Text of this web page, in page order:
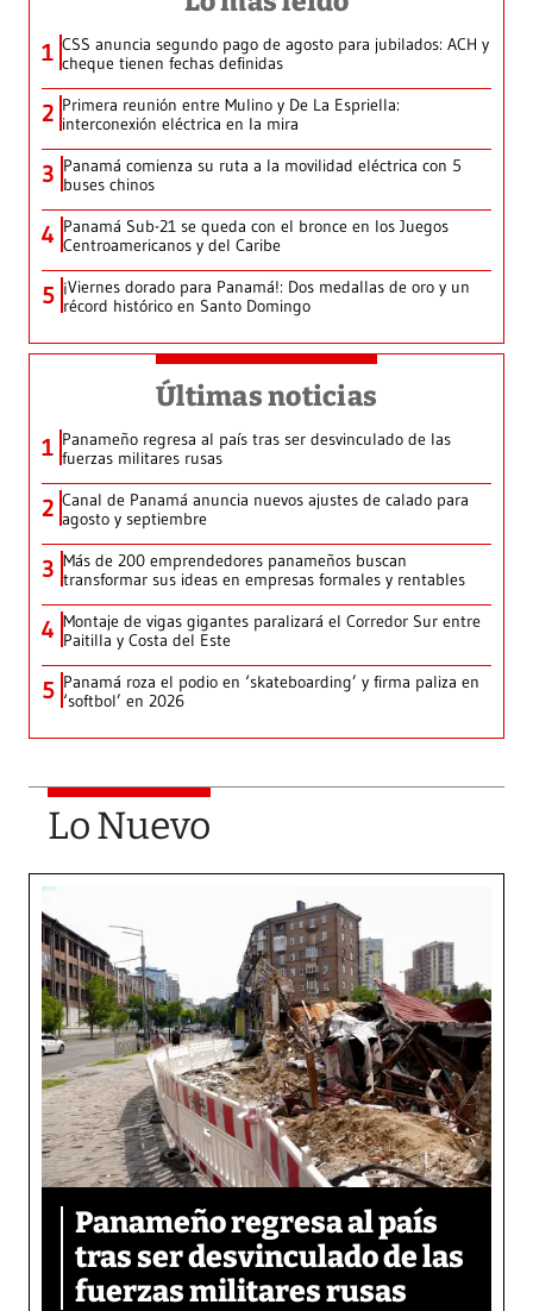
1 CSS anuncia segundo pago de agosto para jubilados: ACH y
cheque tienen fechas definidas
2 Primera reunión entre Mulino y De La Espriella:
interconexión eléctrica en la mira
3 Panamá comienza su ruta a la movilidad eléctrica con 5
buses chinos
4 Panamá Sub-21 se queda con el bronce en los Juegos
Centroamericanos y del Caribe
5 ¡Viernes dorado para Panamá!: Dos medallas de oro y un
récord histórico en Santo Domingo
Últimas noticias
1 Panameño regresa al país tras ser desvinculado de las
fuerzas militares rusas
2 Canal de Panamá anuncia nuevos ajustes de calado para
agosto y septiembre
3 Más de 200 emprendedores panameños buscan
transformar sus ideas en empresas formales y rentables
4 Montaje de vigas gigantes paralizará el Corredor Sur entre
Paitilla y Costa del Este
5 Panamá roza el podio en ‘skateboarding’ y firma paliza en
‘softbol’ en 2026
Lo Nuevo
Panameño regresa al país
tras ser desvinculado de las
fuerzas militares rusas